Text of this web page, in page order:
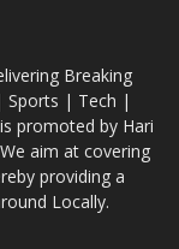
Breaking
Sports | Tech |
promoted by Hari
aim at covering
providing a
Locally.